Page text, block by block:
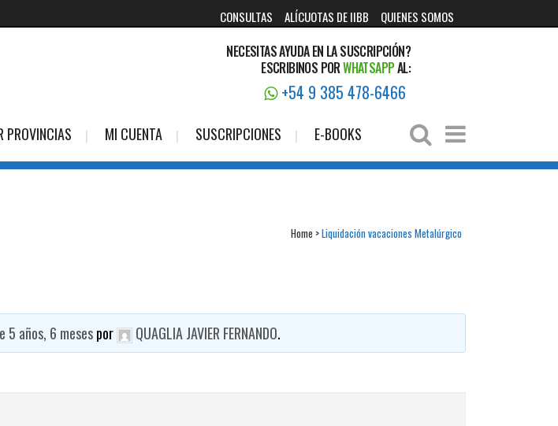
CONSULTAS ALÍCUOTAS DE IIBB QUIENES SOMOS
NECESITAS AYUDA EN LA SUSCRIPCIÓN?
ESCRIBINOS PORWHATSAPPAL:
+54 9 385 478-6466
PROVINCIAS MI CUENTA SUSCRIPCIONES E-BOOKS
Home >Liquidación vacaciones Metalúrgico
5 años, 6 mesespor QUAGLIA JAVIER FERNANDO.